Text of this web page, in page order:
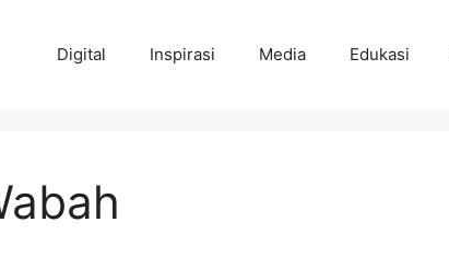
Digital Inspirasi Media Edukasi